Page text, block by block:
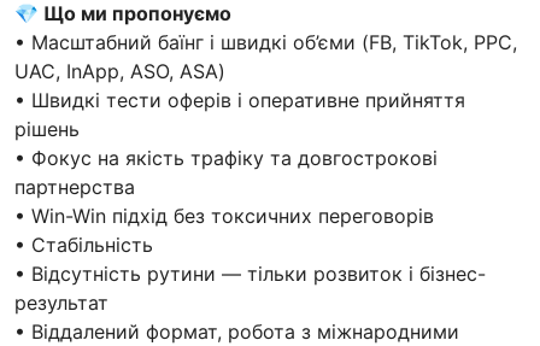
💎 Що ми пропонуємо
• Масштабний баїнг і швидкі об’єми (FB, TikTok, PPC,
UAC, InApp, ASO, ASA)
• Швидкі тести оферів і оперативне прийняття
рішень
• Фокус на якість трафіку та довгострокові
партнерства
• Win-Win підхід без токсичних переговорів
• Cтабільність
• Відсутність рутини — тільки розвиток і бізнес-
результат
• Віддалений формат, робота з міжнародними